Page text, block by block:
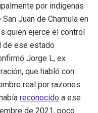
por indígenas
Juan de Chamula en
quien ejerce el control
de ese estado
Jorge L, ex
que habló con
real por razones
reconocido a ese
de 2021, poco